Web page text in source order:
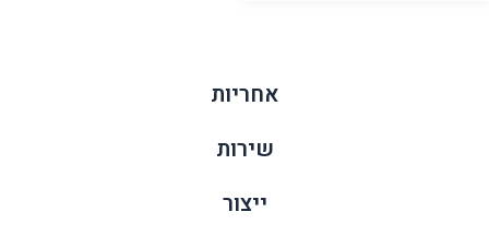
אחריות
שירות
ייצור